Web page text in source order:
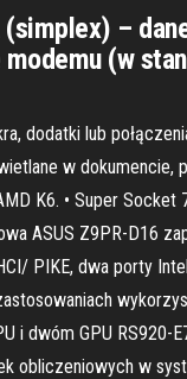
–
(w
dodatki lub
w
K6. • Super
ASUS Z9PR-D16
PIKE, dwa porty
i dwóm GPU
w